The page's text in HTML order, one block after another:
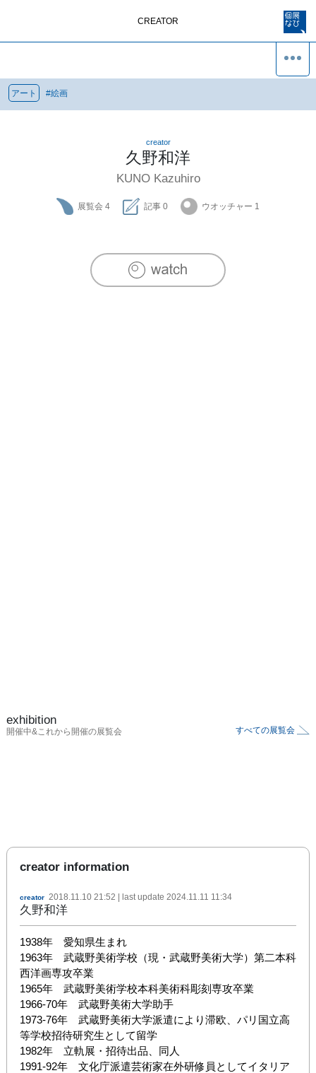
CREATOR
アート #絵画
creator
久野和洋
KUNO Kazuhiro
展覧会 4 記事 0 ウオッチャー 1
exhibition
開催中&これから開催の展覧会 すべての展覧会
creator information
creator 2018.11.10 21:52 | last update 2024.11.11 11:34
久野和洋
1938年　愛知県生まれ
1963年　武蔵野美術学校（現・武蔵野美術大学）第二本科
西洋画専攻卒業
1965年　武蔵野美術学校本科美術科彫刻専攻卒業
1966-70年　武蔵野美術大学助手
1973-76年　武蔵野美術大学派遣により滞欧、パリ国立高
等学校招待研究生として留学
1982年　立軌展・招待出品、同人
1991-92年　文化庁派遣芸術家在外研修員としてイタリア